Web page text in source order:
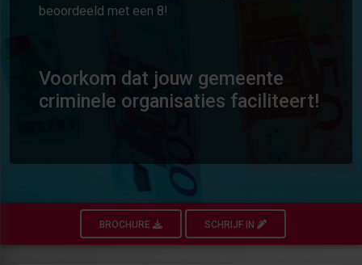
beoordeeld met een 8!
Voorkom dat jouw gemeente
criminele organisaties faciliteert!
BROCHURE SCHRIJF IN